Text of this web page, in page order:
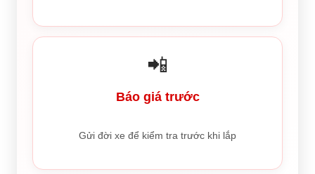
📲
Báo giá trước
Gửi đời xe để kiểm tra trước khi lắp